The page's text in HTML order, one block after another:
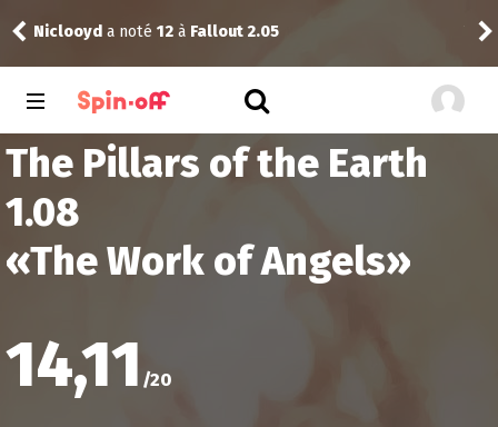
Niclooyd a noté 12 à Fallout 2.05
The Pillars of the Earth
1.08
«The Work of Angels»
14,11 /20